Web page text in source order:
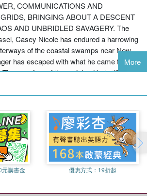
COMMUNICATIONS AND
BRINGING ABOUT A DESCENT
AND UNBRIDLED SAVAGERY. The
Casey Nicole has endured a harrowing
of the coastal swamps near New
has escaped with what he came for—his
are free of the mainland but still too
the crew of six aboard the big catamaran
set sail into the unknown, hoping to find a
of the electromagnetic pulse was not so
be, they have no way of knowing. Did the
planet, or just the parts of the Western
seen? Voyage After the Collapse is a
uncertain future, leaving the terror of the
the wake.
More
元購書金 優惠方式： 19折起